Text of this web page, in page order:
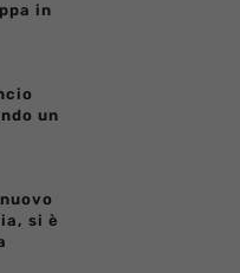
in
un
si è